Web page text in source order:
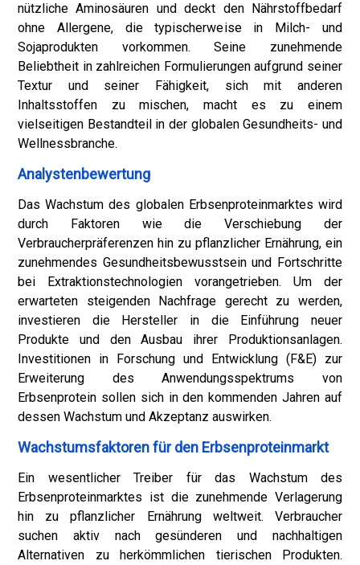
nützliche Aminosäuren und deckt den Nährstoffbedarf
ohne Allergene, die typischerweise in Milch- und
Sojaprodukten vorkommen. Seine zunehmende
Beliebtheit in zahlreichen Formulierungen aufgrund seiner
Textur und seiner Fähigkeit, sich mit anderen
Inhaltsstoffen zu mischen, macht es zu einem
vielseitigen Bestandteil in der globalen Gesundheits- und
Wellnessbranche.
Analystenbewertung
Das Wachstum des globalen Erbsenproteinmarktes wird
durch Faktoren wie die Verschiebung der
Verbraucherpräferenzen hin zu pflanzlicher Ernährung, ein
zunehmendes Gesundheitsbewusstsein und Fortschritte
bei Extraktionstechnologien vorangetrieben. Um der
erwarteten steigenden Nachfrage gerecht zu werden,
investieren die Hersteller in die Einführung neuer
Produkte und den Ausbau ihrer Produktionsanlagen.
Investitionen in Forschung und Entwicklung (F&E) zur
Erweiterung des Anwendungsspektrums von
Erbsenprotein sollen sich in den kommenden Jahren auf
dessen Wachstum und Akzeptanz auswirken.
Wachstumsfaktoren für den Erbsenproteinmarkt
Ein wesentlicher Treiber für das Wachstum des
Erbsenproteinmarktes ist die zunehmende Verlagerung
hin zu pflanzlicher Ernährung weltweit. Verbraucher
suchen aktiv nach gesünderen und nachhaltigen
Alternativen zu herkömmlichen tierischen Produkten.